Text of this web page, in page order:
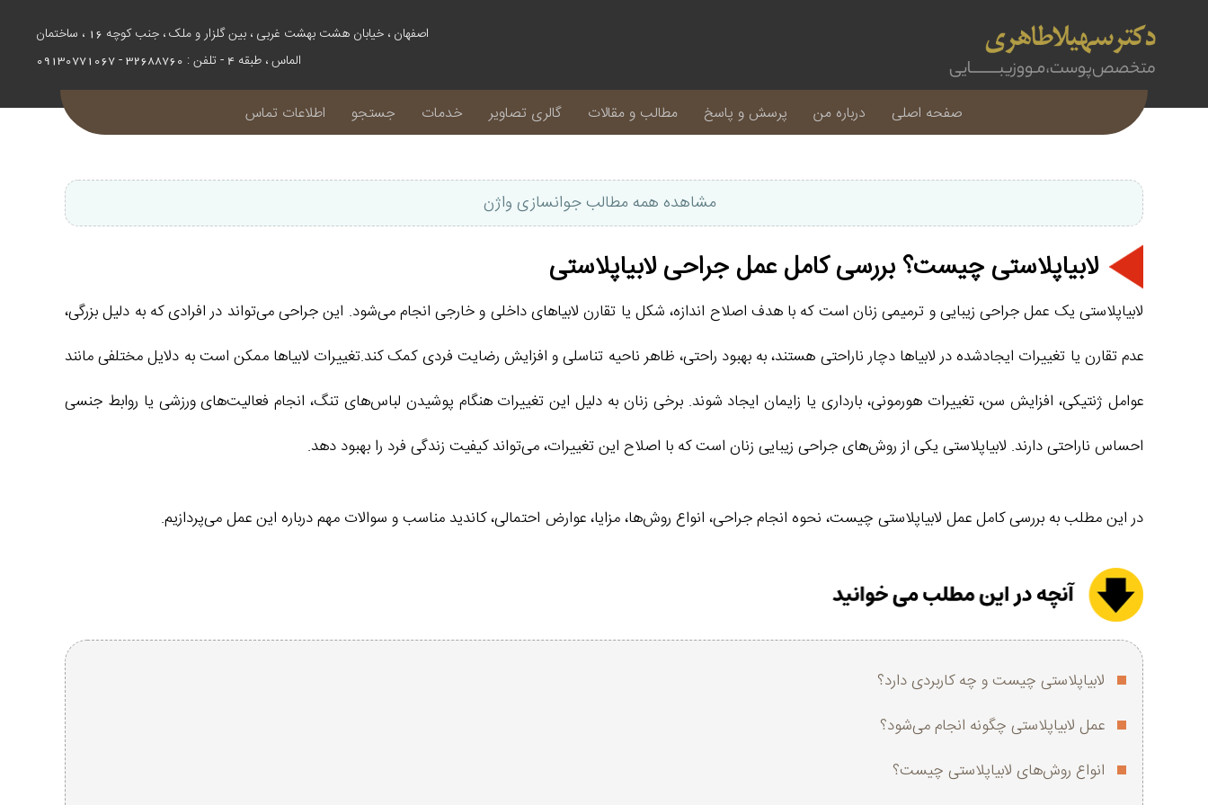
اصفهان ، خیابان هشت بهشت غربی ، بین گلزار و ملک ، جنب کوچه 16 ، ساختمان
الماس ، طبقه 4 - تلفن : 32688760 - 09130771067
صفحه اصلی درباره من پرسش و پاسخ مطالب و مقالات گالری تصاویر خدمات جستجو اطلاعات تماس
مشاهده همه مطالب جوانسازی واژن
لابیاپلاستی چیست؟ بررسی کامل عمل جراحی لابیاپلاستی
لابیاپلاستی یک عمل جراحی زیبایی و ترمیمی زنان است که با هدف اصلاح اندازه، شکل یا تقارن لابیاهای داخلی و خارجی انجام می‌شود. این جراحی می‌تواند در افرادی که به دلیل بزرگی،
عدم تقارن یا تغییرات ایجادشده در لابیاها دچار ناراحتی هستند، به بهبود راحتی، ظاهر ناحیه تناسلی و افزایش رضایت فردی کمک کند.تغییرات لابیاها ممکن است به دلایل مختلفی مانند
عوامل ژنتیکی، افزایش سن، تغییرات هورمونی، بارداری یا زایمان ایجاد شوند. برخی زنان به دلیل این تغییرات هنگام پوشیدن لباس‌های تنگ، انجام فعالیت‌های ورزشی یا روابط جنسی
احساس ناراحتی دارند. لابیاپلاستی یکی از روش‌های جراحی زیبایی زنان است که با اصلاح این تغییرات، می‌تواند کیفیت زندگی فرد را بهبود دهد.
در این مطلب به بررسی کامل عمل لابیاپلاستی چیست، نحوه انجام جراحی، انواع روش‌ها، مزایا، عوارض احتمالی، کاندید مناسب و سوالات مهم درباره این عمل می‌پردازیم.
لابیاپلاستی چیست و چه کاربردی دارد؟
عمل لابیاپلاستی چگونه انجام می‌شود؟
انواع روش‌های لابیاپلاستی چیست؟